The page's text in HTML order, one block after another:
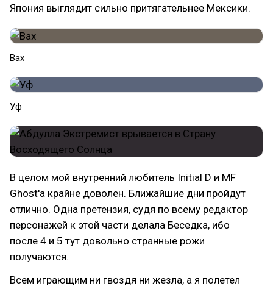
Япония выглядит сильно притягательнее Мексики.
Вах
Уф
В целом мой внутренний любитель Initial D и MF
Ghost'а крайне доволен. Ближайшие дни пройдут
отлично. Одна претензия, судя по всему редактор
персонажей к этой части делала Беседка, ибо
после 4 и 5 тут довольно странные рожи
получаются.
Всем играющим ни гвоздя ни жезла, а я полетел